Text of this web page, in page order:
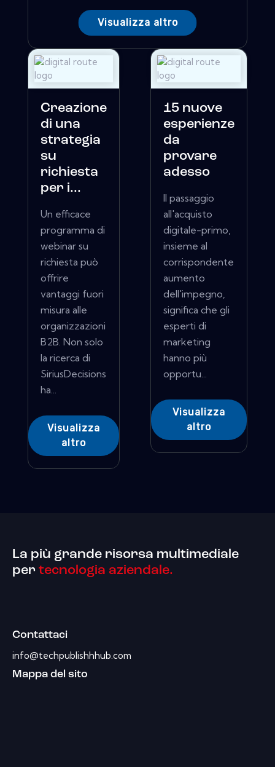
Visualizza altro
Creazione
di una
strategia
su
richiesta
per i...
Un efficace
programma di
webinar su
richiesta può
offrire
vantaggi fuori
misura alle
organizzazioni
B2B. Non solo
la ricerca di
SiriusDecisions
ha...
Visualizza
altro
15 nuove
esperienze
da
provare
adesso
Il passaggio
all'acquisto
digitale-primo,
insieme al
corrispondente
aumento
dell'impegno,
significa che gli
esperti di
marketing
hanno più
opportu...
Visualizza
altro
La più grande risorsa multimediale
per tecnologia aziendale.
Contattaci
info@techpublishhhub.com
Mappa del sito